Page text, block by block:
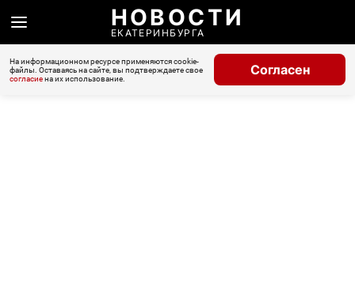
НОВОСТИ
ЕКАТЕРИНБУРГА
На информационном ресурсе применяются cookie-
файлы. Оставаясь на сайте, вы подтверждаете свое
согласиена их использование.
Согласен